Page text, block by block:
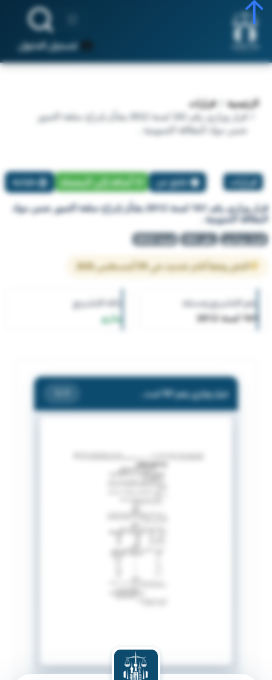
تسجيل الدخول
الرئيسية
قرارات
قرار وزاري رقم 161 لسنة 2012 بشأن إدراج سلعة التمور
ضمن مواد البطاقة التموينية .
قرارات تبليغ عن أضافة إلي المفضلة طباعة
قرار وزاري رقم 161 لسنة 2012 بشأن إدراج سلعة التمور ضمن مواد
البطاقة التموينية .
قرار وزاري رقم 161 لسنة 2012
النص وفقاً لآخر تحديث في 09 أغسطس 2026
رقم التشريع وسنته
161 لسنة 2012
حالة التشريع
ساري